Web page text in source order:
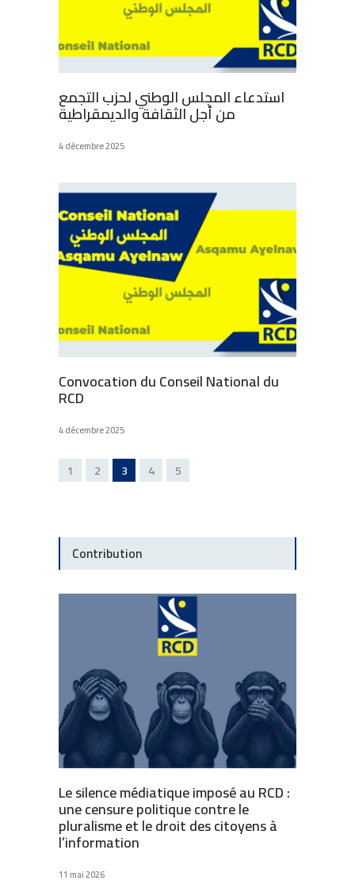
استدعاء المجلس الوطني لحزب التجمع
من أجل الثقافة والديمقراطية
4 décembre 2025
Convocation du Conseil National du
RCD
4 décembre 2025
1 2 3 4 5
Contribution
Le silence médiatique imposé au RCD :
une censure politique contre le
pluralisme et le droit des citoyens à
l’information
11 mai 2026